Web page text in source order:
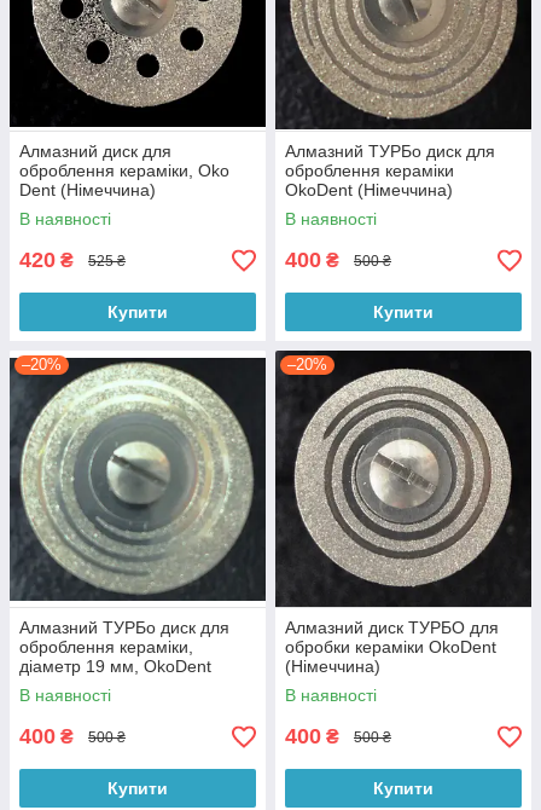
Алмазний диск для
оброблення кераміки, Oko
Dent (Німеччина)
В наявності
420 ₴ 525 ₴
Купити
Алмазний ТУРБo диск для
оброблення кераміки
OkoDent (Німеччина)
В наявності
400 ₴ 500 ₴
Купити
–20%
Алмазний ТУРБo диск для
оброблення кераміки,
діаметр 19 мм, OkoDent
(Німеччина)
В наявності
400 ₴ 500 ₴
Купити
–20%
Алмазний диск ТУРБО для
обробки кераміки OkoDent
(Німеччина)
В наявності
400 ₴ 500 ₴
Купити